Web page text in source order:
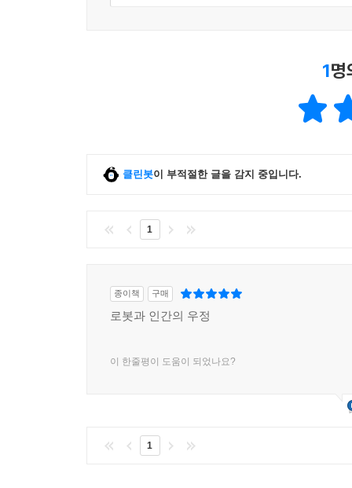
1명
클린봇이 부적절한 글을 감지 중입니다.
1
종이책 구매
로봇과 인간의 우정
이 한줄평이 도움이 되었나요?
1